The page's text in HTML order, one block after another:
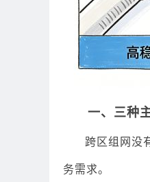
一、三种
跨区组网没
务需求。